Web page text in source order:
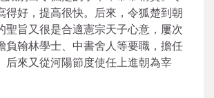
得好，提高很快。后來，令狐楚到朝
聖旨又很是合適憲宗天子心意，屢次
負翰林學士、中書舍人等要職，擔任
后來又從河陽節度使任上進朝為宰